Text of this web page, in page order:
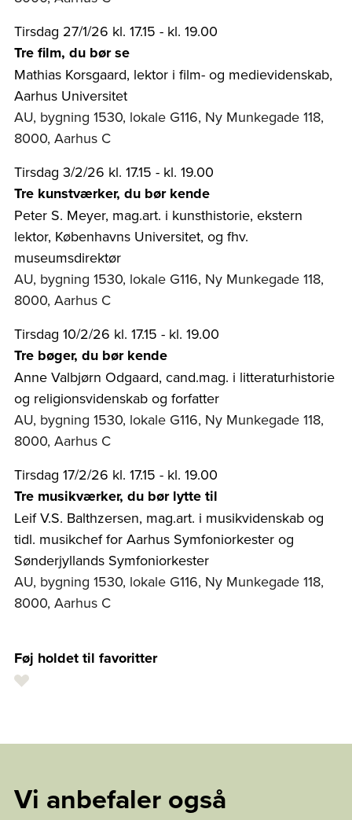
Tirsdag 27/1/26 kl. 17.15 - kl. 19.00
Tre film, du bør se
Mathias Korsgaard, lektor i film- og medievidenskab,
Aarhus Universitet
AU, bygning 1530, lokale G116, Ny Munkegade 118,
8000, Aarhus C
Tirsdag 3/2/26 kl. 17.15 - kl. 19.00
Tre kunstværker, du bør kende
Peter S. Meyer, mag.art. i kunsthistorie, ekstern
lektor, Københavns Universitet, og fhv.
museumsdirektør
AU, bygning 1530, lokale G116, Ny Munkegade 118,
8000, Aarhus C
Tirsdag 10/2/26 kl. 17.15 - kl. 19.00
Tre bøger, du bør kende
Anne Valbjørn Odgaard, cand.mag. i litteraturhistorie
og religionsvidenskab og forfatter
AU, bygning 1530, lokale G116, Ny Munkegade 118,
8000, Aarhus C
Tirsdag 17/2/26 kl. 17.15 - kl. 19.00
Tre musikværker, du bør lytte til
Leif V.S. Balthzersen, mag.art. i musikvidenskab og
tidl. musikchef for Aarhus Symfoniorkester og
Sønderjyllands Symfoniorkester
AU, bygning 1530, lokale G116, Ny Munkegade 118,
8000, Aarhus C
Føj holdet til favoritter
Vi anbefaler også